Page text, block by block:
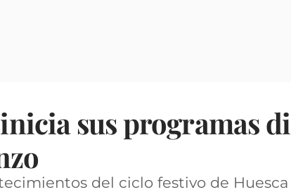
sus programas
del ciclo festivo de Huesca